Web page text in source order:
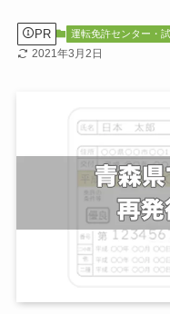
PR 運転免許センター・
2021年3月2日